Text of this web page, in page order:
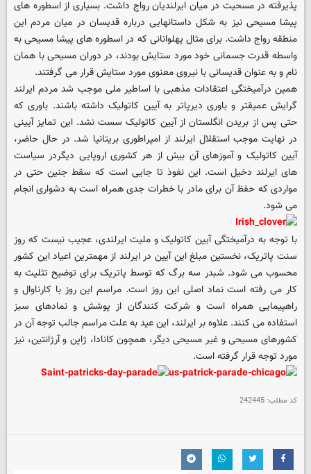
پذیرفته در مسحیت در میان ایرلندیان رواج داشت. بسیاری از اسطوره های
پیشا مسیحی نیز به شکل داستانهایی درباره قدیسان در میان مردم این
منطقه رواج داشت. برای مثال پهلوانانی که در اسطوره های پیشا مسیحی به
واسطه قدرت جسمانی خود مورد ستایش بودند، در دوران مسیحی با همان
نام و به عنوان قدیسانی با نیروی معنوی مورد ستایش قرار می گرفتند.
همین درآمیختگی اعتقادات مذهبی با اساطیر ملی موجب شد مردم ایرلند
گرایش عمیقتر و باوری دیرپاتر به آیین کاتولیک داشته باشند. باوری که
حتی پس از بریدن انگلستان از آیین کاتولیک سست نشد. این تمایز آیینی
در نهایت موجب استقلال ایرلند از امپراطوری بریتانیا شد. در حال حاضر،
آیین کاتولیک و آموزهای آن بیش از هر کشوری اروپایی دیگردر سیاست
های ایرلند دخیل است. این نفوذ تا جایی است که سقط جنین حتی در
مواردی که حفظ آن برای مادر با خطرات جدی همراه است به دشواری انجام
می شود.
با توجه به درآمیختگی آیین کاتولیک و ملیت ایرلندی، عجیب نیست که روز
سنت پاتریک، نخستین مبلغ این آیین در ایرلند از مهمترین اعیاد این کشور
محسوب می شود. شبدر سه برگ که توسط پاتریک برای توضیح تثلیث به
کار می رفته است نماد اصلی این روز است. مراسم این روز با کارناوال و
راهپیمایی همراه است و شرکت کنندگان از پوشش و نمادهای سبز
استفاده می کنند. علاوه بر ایرلند، این عید به علت مراسم جالب توجه آن در
کشورهای مسیحی و غیر مسیحی دیگر، همچون کانادا، ژاپن و آرژانتین، نیز
مورد توجه قرار گرفته است.
کد مطلب: 242445